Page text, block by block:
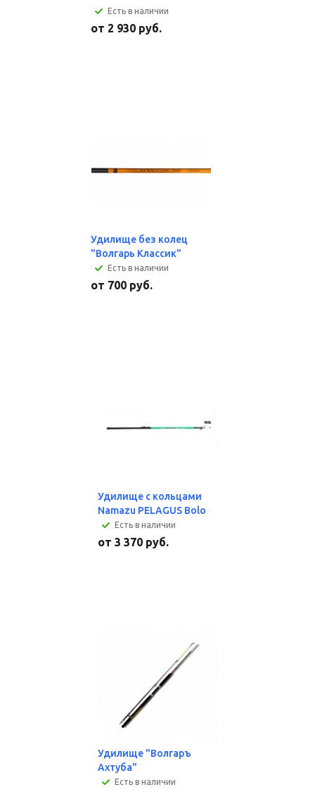
Есть в наличии
от 2 930 руб.
Удилище без колец
"Волгарь Классик"
Есть в наличии
от 700 руб.
Удилище с кольцами
Namazu PELAGUS Bolo
Есть в наличии
от 3 370 руб.
Удилище "Волгаръ
Ахтуба"
Есть в наличии